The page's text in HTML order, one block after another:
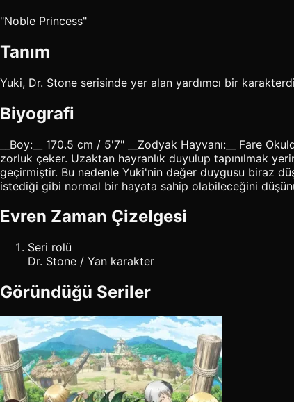
"Noble Princess"
Tanım
Yuki, Dr. Stone serisinde yer alan yardımcı bir
Biyografi
__Boy:__ 170.5 cm / 5'7" __Zodyak Hayvanı:__ Fare
zorluk çeker. Uzaktan hayranlık duyulup tapınılmak
geçirmiştir. Bu nedenle Yuki'nin değer duygusu biraz
istediği gibi normal bir hayata sahip olabileceğini
Evren Zaman Çizelgesi
Seri rolü
Dr. Stone / Yan karakter
Göründüğü Seriler